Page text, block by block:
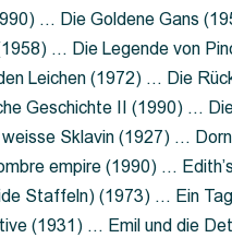
… Die Goldene Gans
… Die Legende von
Leichen (1972) … Die
Geschichte II (1990) …
Sklavin (1927) …
empire (1990) …
Staffeln) (1973) … Ein
(1931) … Emil und die